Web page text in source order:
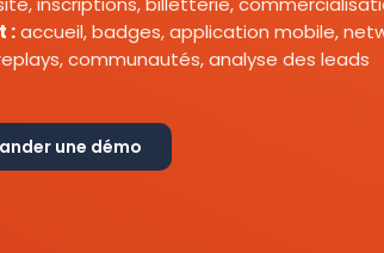
:accueil, badges, application mobile,
communautés, analyse des leads
une démo